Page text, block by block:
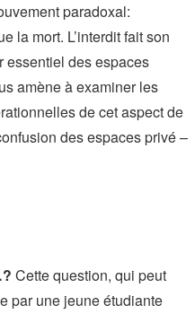
paradoxal:
la mort. L’interdit fait son
essentiel des espaces
amène à examiner les
de cet aspect de
des espaces privé –
Cette question, qui peut
par une jeune étudiante